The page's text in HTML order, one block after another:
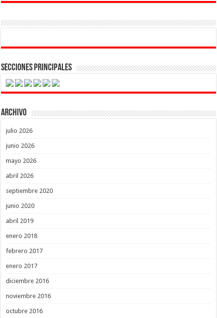
Secciones Principales
Archivo
julio 2026
junio 2026
mayo 2026
abril 2026
septiembre 2020
junio 2020
abril 2019
enero 2018
febrero 2017
enero 2017
diciembre 2016
noviembre 2016
octubre 2016